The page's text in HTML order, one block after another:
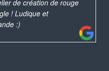
de création de rouge
! Ludique et
:)